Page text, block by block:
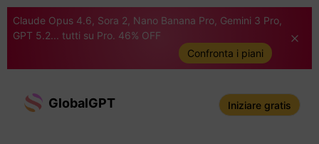
Claude Opus 4.6, Sora 2, Nano Banana Pro, Gemini 3 Pro,
GPT 5.2... tutti su Pro. 46% OFF
Confronta i piani
GlobalGPT Iniziare gratis